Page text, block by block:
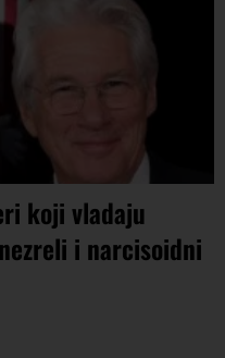
koji vladaju
i narcisoidni